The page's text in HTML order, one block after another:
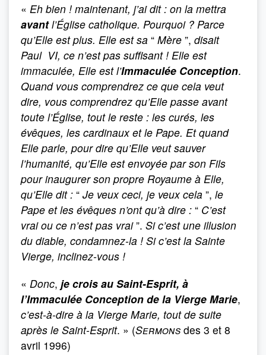
« Eh bien ! maintenant, j’ai dit : on la mettra
avantl’Église catho­lique. Pourquoi ? Parce
qu’Elle est plus. Elle est sa “ Mère ”, disait
Paul VI, ce n’est pas suffisant ! Elle est
immaculée, Elle est l’Immaculée Conception.
Quand vous comprendrez ce que cela veut
dire, vous comprendrez qu’Elle passe avant
toute l’Église, tout le reste : les curés, les
évêques, les cardinaux et le Pape. Et quand
Elle parle, pour dire qu’Elle veut sauver
l’humanité, qu’Elle est envoyée par son Fils
pour inaugurer son propre Royaume à Elle,
qu’Elle dit : “ Je veux ceci, je veux cela ”, le
Pape et les évêques n’ont qu’à dire : “ C’est
vrai ou ce n’est pas vrai”. Si c’est une illusion
du diable, condamnez-la ! Si c’est la Sainte
Vierge, inclinez-vous !
« Donc, je crois au Saint-Esprit, à
l’Immaculée Conception de la Vierge Marie,
c’est-à-dire à la Vierge Marie, tout de suite
après le Saint-Esprit. » (Sermons des 3 et 8
avril 1996)